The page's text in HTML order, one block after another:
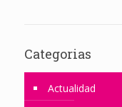
Categorias
Actualidad